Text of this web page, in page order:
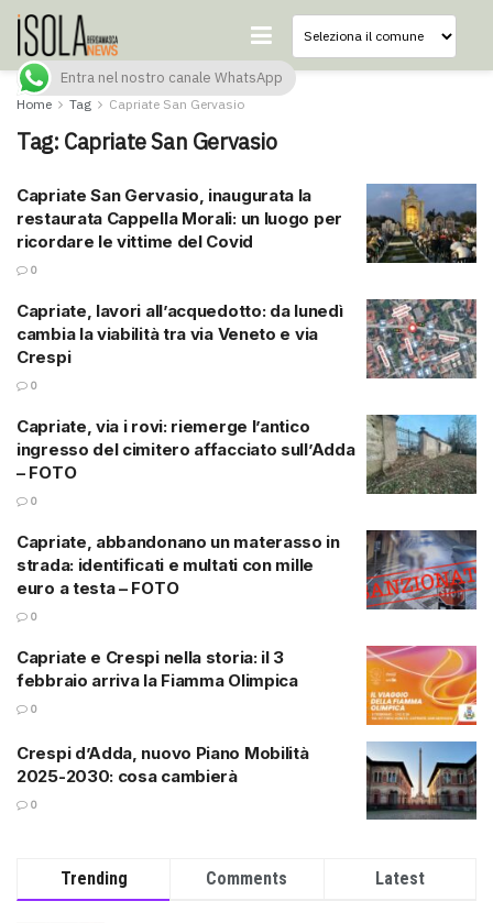
Home Tag Capriate San Gervasio
Tag: Capriate San Gervasio
Capriate San Gervasio, inaugurata la
restaurata Cappella Morali: un luogo per
ricordare le vittime del Covid
0
Capriate, lavori all’acquedotto: da lunedì
cambia la viabilità tra via Veneto e via
Crespi
0
Capriate, via i rovi: riemerge l’antico
ingresso del cimitero affacciato sull’Adda
– FOTO
0
Capriate, abbandonano un materasso in
strada: identificati e multati con mille
euro a testa – FOTO
0
Capriate e Crespi nella storia: il 3
febbraio arriva la Fiamma Olimpica
0
Crespi d’Adda, nuovo Piano Mobilità
2025-2030: cosa cambierà
0
Trending Comments Latest
Entra nel nostro canale WhatsApp